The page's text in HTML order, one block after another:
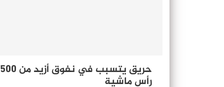
حريق يتسبب في نفوق
رأس ماشية